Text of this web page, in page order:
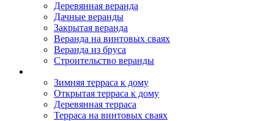
Деревянная веранда
Дачные веранды
Закрытая веранда
Веранда на винтовых сваях
Веранда из бруса
Строительство веранды
Зимняя терраса к дому
Открытая терраса к дому
Деревянная терраса
Терраса на винтовых сваях